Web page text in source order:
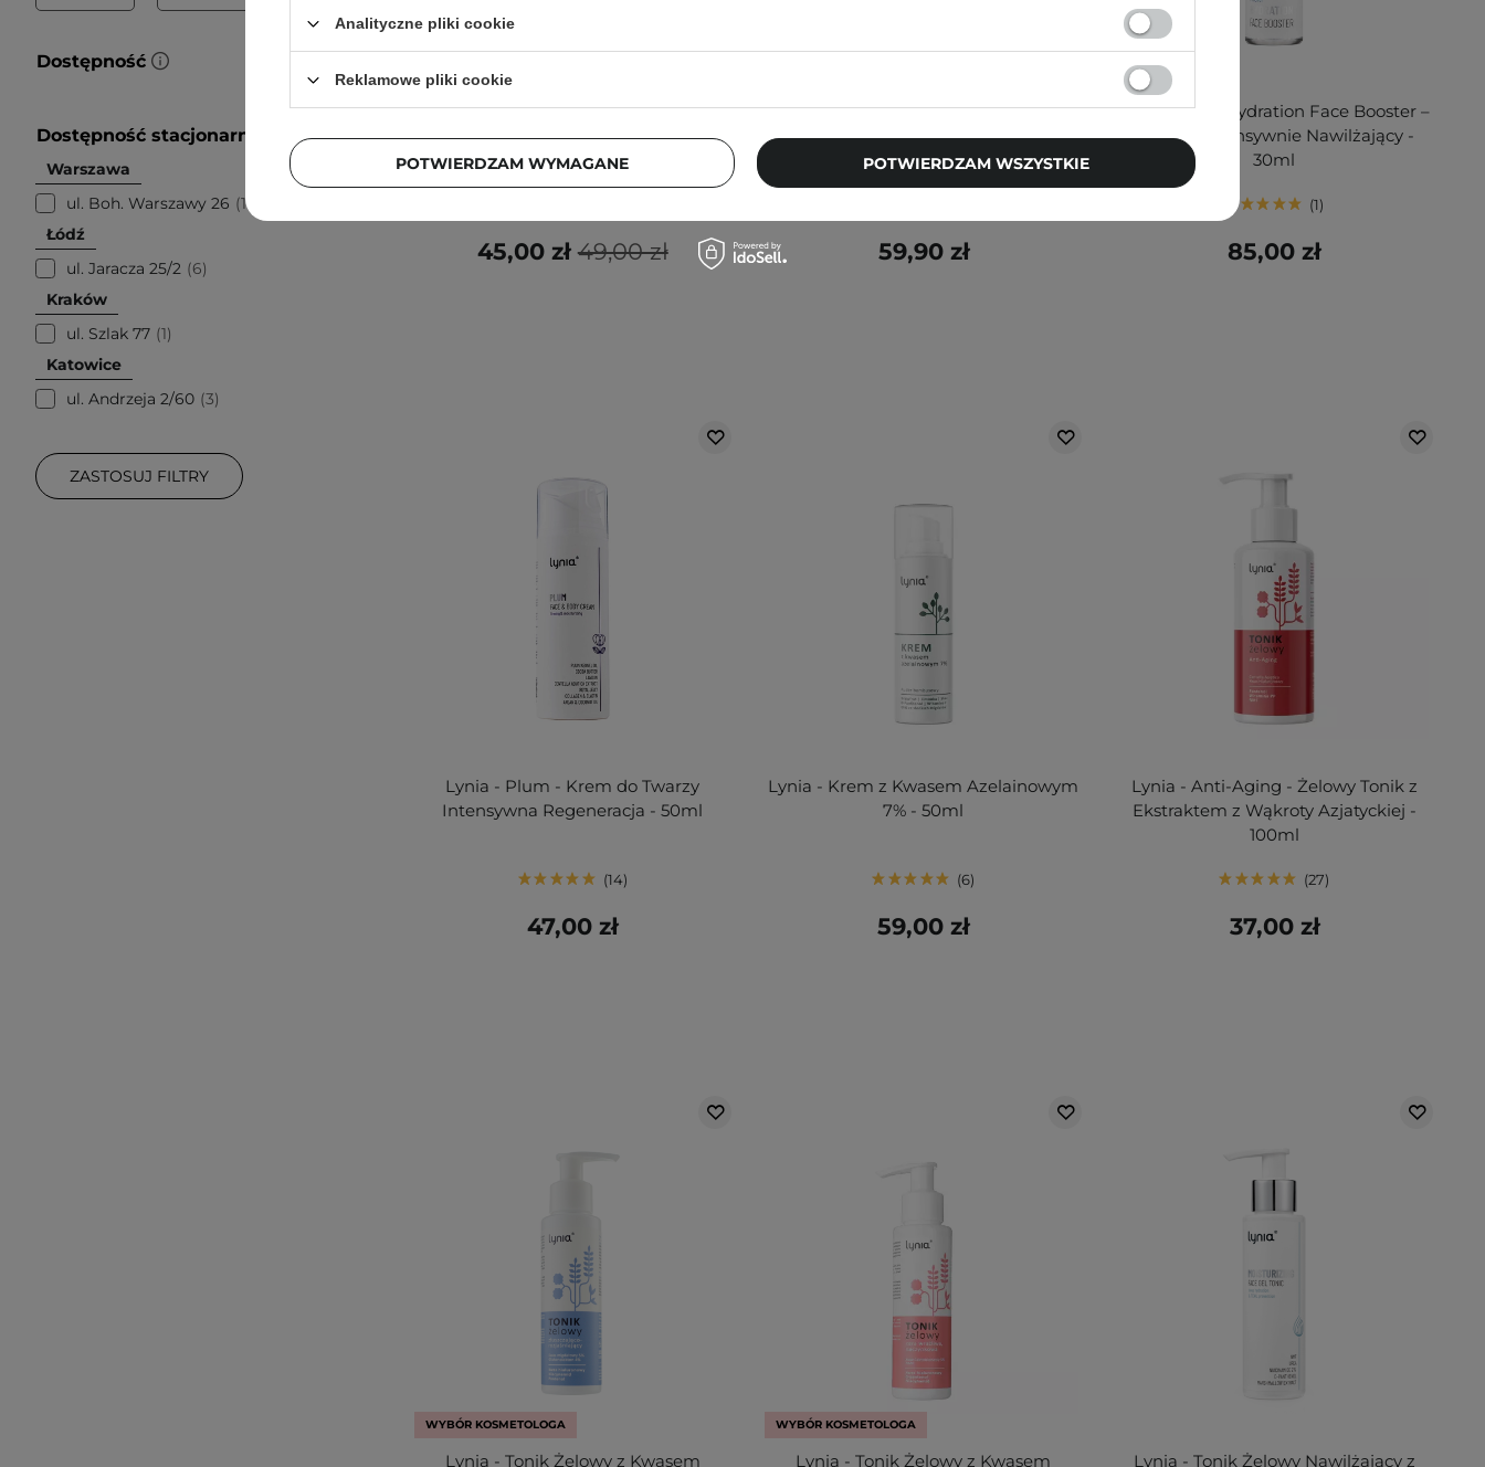
Dostępność
Dostępność stacjonarnie
Warszawa
ul. Boh. Warszawy 26
10
Łódź
ul. Jaracza 25/2
6
Kraków
ul. Szlak 77 1
Katowice
ul. Andrzeja 2/60 3
ZASTOSUJ FILTRY
Lynia - Maska z Kwasem Salicylowym
2% - 50ml
49,00 zł
45,00 zł
Lynia - Pure - Serum z Kwasem
Migdałowym - 30ml
59,90 zł
Lynia - Multi Hydration Face Booster –
Booster Intensywnie Nawilżający -
30ml
1
85,00 zł
Lynia - Plum - Krem do Twarzy
Intensywna Regeneracja - 50ml
14
47,00 zł
Lynia - Krem z Kwasem Azelainowym
7% - 50ml
6
59,00 zł
Lynia - Anti-Aging - Żelowy Tonik z
Ekstraktem z Wąkroty Azjatyckiej -
100ml
27
37,00 zł
WYBÓR KOSMETOLOGA
Lynia - Tonik Żelowy z Kwasem
WYBÓR KOSMETOLOGA
Lynia - Tonik Żelowy z Kwasem Lynia - Tonik Żelowy Nawilżający z
Analityczne pliki cookie
Reklamowe pliki cookie
POTWIERDZAM WYMAGANE POTWIERDZAM WSZYSTKIE